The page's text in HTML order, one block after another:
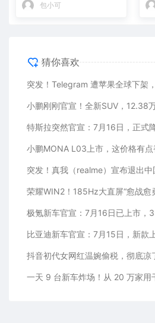
包小可
猜你喜欢
小鹏刚刚官宣！全新SUV，12.38
特斯拉突然官宣：7月16日，正式
小鹏MONA L03上市，这价格有点
突发！真我（realme）宣布退出中
荣耀WIN2！185Hz大直屏“愈战愈
比亚迪新车官宣：7月15日，新款
抖音初代女网红温婉偷税，彻底凉